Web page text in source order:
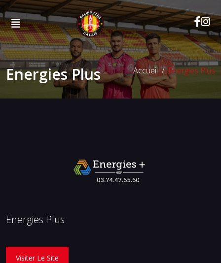
Energies Plus Accueil Energies Plus
Energies Plus
Visiter Le Site